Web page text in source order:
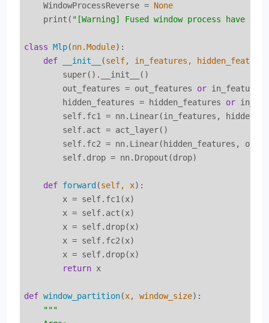
    WindowProcessReverse =
None
    print(
"[Warning] Fused window process
class Mlp(nn.Module):
def
__init__ (self, in_features,
        super().__init__()
        out_features = out_features
or in_features
        hidden_features = hidden_features
or
self.fc1 = nn.Linear(in_features,
        self.act = act_layer()
self.fc2 = nn.Linear(hidden_features,
        self.drop = nn.Dropout(drop)
def forward (self, x):
        x = self.fc1(x)
        x = self.act(x)
        x = self.drop(x)
        x = self.fc2(x)
        x = self.drop(x)
return x
def window_partition(x, window_size):
"""